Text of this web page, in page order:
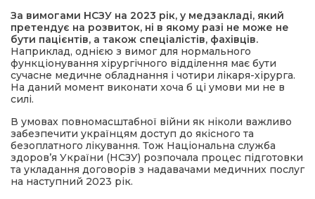
За вимогами НСЗУ на 2023 рік, у медзакладі, який
претендує на розвиток, ні в якому разі не може не
бути пацієнтів, а також спеціалістів, фахівців.
Наприклад, однією з вимог для нормального
функціонування хірургічного відділення має бути
сучасне медичне обладнання і чотири лікаря-хірурга.
На даний момент виконати хоча б ці умови ми не в
силі.
В умовах повномасштабної війни як ніколи важливо
забезпечити українцям доступ до якісного та
безоплатного лікування. Тож Національна служба
здоров’я України (НСЗУ) розпочала процес підготовки
та укладання договорів з надавачами медичних послуг
на наступний 2023 рік.